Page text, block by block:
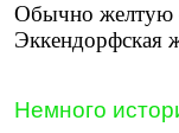
Обычно желтую
Эккендорфская
Немного